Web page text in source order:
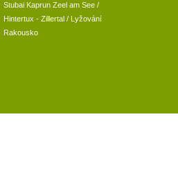
Stubai Kaprun Zeel am See /
Hintertux - Zillertal / Lyžování
Rakousko